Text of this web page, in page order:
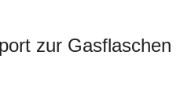
zur Gasflaschen